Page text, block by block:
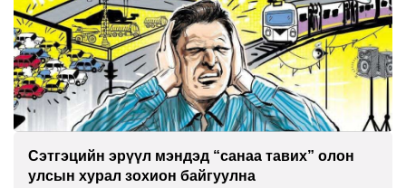
Сэтгэцийн эрүүл мэндэд “санаа тавих” олон
улсын хурал зохион байгуулна